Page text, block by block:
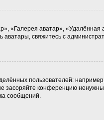
«Галерея аватар»,
аватары, свяжитесь с
пользователей:
конференцию
сообщений.